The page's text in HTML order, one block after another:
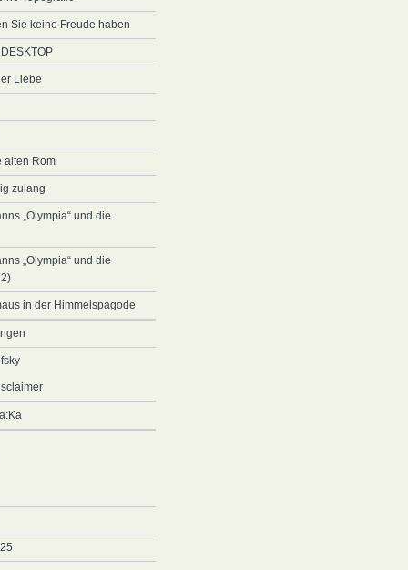
Sie keine Freude haben
Liebe
alten Rom
zulang
„Olympia“ und die
„Olympia“ und die
in der Himmelspagode